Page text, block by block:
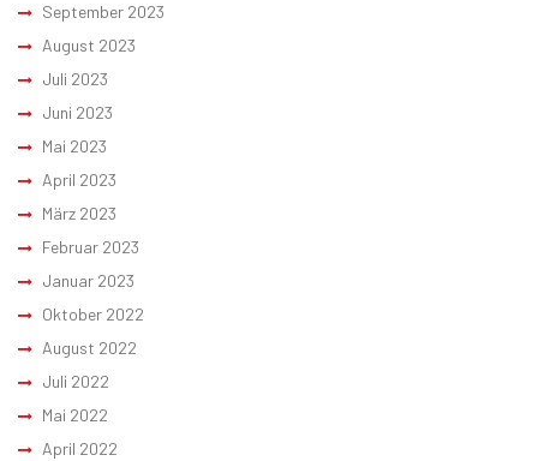
September 2023
August 2023
Juli 2023
Juni 2023
Mai 2023
April 2023
März 2023
Februar 2023
Januar 2023
Oktober 2022
August 2022
Juli 2022
Mai 2022
April 2022